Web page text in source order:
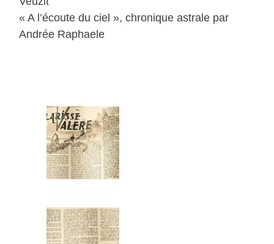
« A l’écoute du ciel », chronique astrale par
Andrée Raphaele